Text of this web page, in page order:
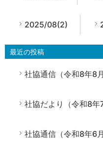
2025/08(2)
最近の投稿
社協通信（令和8年8月
社協だより（令和8年7
社協通信（令和8年6月